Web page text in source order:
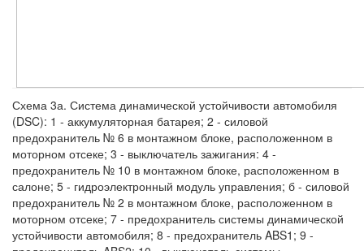
Схема 3а. Система динамической устойчивости автомобиля
(DSC): 1 - аккумуляторная батарея; 2 - силовой
предохранитель № 6 в монтажном блоке, расположенном в
моторном отсеке; 3 - выключатель зажигания: 4 -
предохранитель № 10 в монтажном блоке, расположенном в
салоне; 5 - гидроэлектронный модуль управления; б - силовой
предохранитель № 2 в монтажном блоке, расположенном в
моторном отсеке; 7 - предохранитель системы динамической
устойчивости автомобиля; 8 - предохранитель ABS1; 9 -